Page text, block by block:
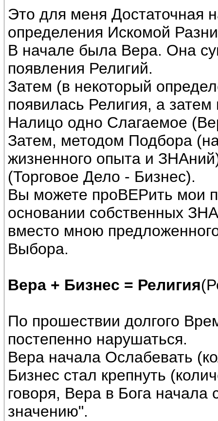
Это для меня Достаточная
определения Искомой
В начале была Вера. Она
появления Религий.
Затем (в некоторый
появилась Религия, а
Налицо одно Слагаемое
Затем, методом Подбора
жизненного опыта и
(Торговое Дело - Бизнес).
Вы можете проВЕРить мои
основании собственных
вместо мною
Выбора.
Вера + Бизнес = Религия
По прошествии долгого
постепенно нарушаться.
Вера начала Ослабевать
Бизнес стал крепнуть
говоря, Вера в Бога начала
значению".